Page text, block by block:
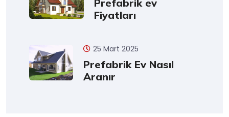
Prefabrik ev
Fiyatları
25 Mart 2025
Prefabrik Ev Nasıl
Aranır